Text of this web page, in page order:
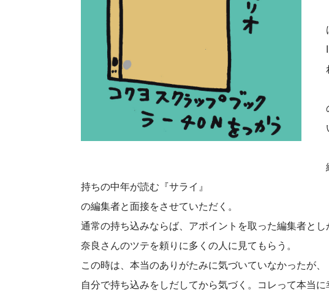
持ちの中年が読む『サライ』
の編集者と面接をさせていただく。
通常の持ち込みならば、アポイントを取った編集者とし
奈良さんのツテを頼りに多くの人に見てもらう。
この時は、本当のありがたみに気づいていなかったが、
自分で持ち込みをしだしてから気づく。コレって本当に